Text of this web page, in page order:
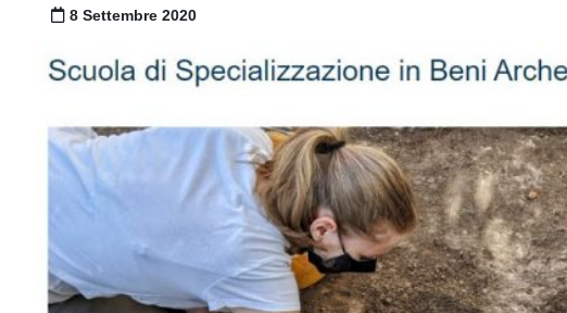
Pubblicato il
8 Settembre 2020